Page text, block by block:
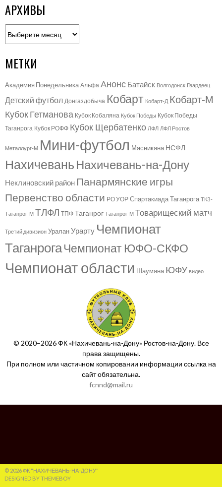
АРХИВЫ
МЕТКИ
Академия Понедельника Альфа Анонс Батайск Волгодонск Гвардеец
Детский футбол Донгаздобыча Кобарт Кобарт-Д Кобарт-М
Кубок Гетманова Кубок Кобаляна Кубок Победы Кубок Победы
Таганрога Кубок РОФФ Кубок Щербатенко ЛФЛ ЛФЛ Ростов
Металлург-М Мини-футбол Мясникяна НСФЛ
Нахичевань Нахичевань-на-Дону
Неклиновский район Панармянские игры
Первенство области РО УОР Спартакиада Таганрога ТКЗ-
Таганрог-М ТЛФЛ ТПФ Таганрог Таганрог-М Товарищеский матч
Третий дивизион УраланУрарту Чемпионат
ТаганрогаЧемпионат ЮФО-СКФО
Чемпионат области Шаумяна ЮФУ видео
© 2020–2026 ФК «Нахичевань-на-Дону» Ростов-на-Дону. Все
права защищены.
При полном или частичном копировании информации ссылка на
сайт обязательна.
fcnnd@mail.ru
© 2026 ФК "НАХИЧЕВАНЬ-НА-ДОНУ"
DESIGNED BY THEMEBOY